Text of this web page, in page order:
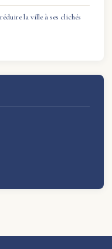
la ville à ses clichés